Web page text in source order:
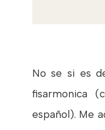
No se si es
fisarmonica
español). Me